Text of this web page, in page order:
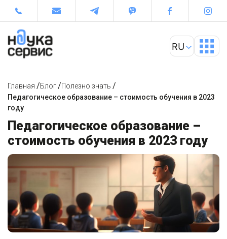
Главная /Блог/Полезно знать /
Педагогическое образование – стоимость обучения в 2023
году
Педагогическое образование –
стоимость обучения в 2023 году